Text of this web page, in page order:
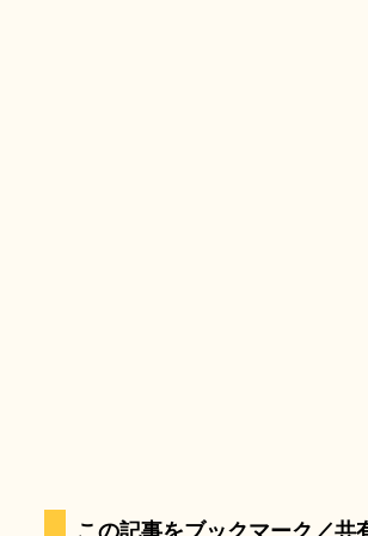
この記事をブックマーク／共